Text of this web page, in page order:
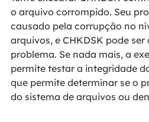
o arquivo corrompido. Seu
causado pela corrupção no
arquivos, e CHKDSK pode
problema. Se nada mais, a
permite testar a integridade
que permite determinar se o
do sistema de arquivos ou